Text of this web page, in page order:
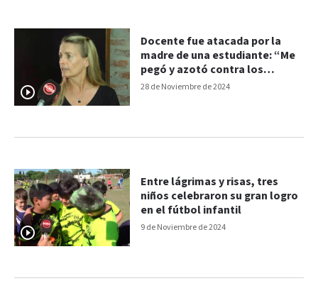
28 de Noviembre de 2024
Docente fue atacada por la
madre de una estudiante: “Me
pegó y azotó contra los
armarios ”
9 de Noviembre de 2024
Entre lágrimas y risas, tres
niños celebraron su gran logro
en el fútbol infantil